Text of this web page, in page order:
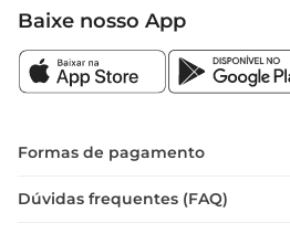
Baixe nosso App
Formas de pagamento
Dúvidas frequentes (FAQ)